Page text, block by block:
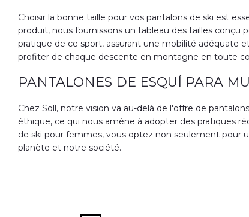
Choisir la bonne taille pour vos pantalons de ski est
produit, nous fournissons un tableau des tailles conçu
pratique de ce sport, assurant une mobilité adéquate
profiter de chaque descente en montagne en toute
PANTALONES DE ESQUÍ PARA
Chez Söll, notre vision va au-delà de l'offre de
éthique, ce qui nous amène à adopter des pratiques
de ski pour femmes, vous optez non seulement pour
planète et notre société.